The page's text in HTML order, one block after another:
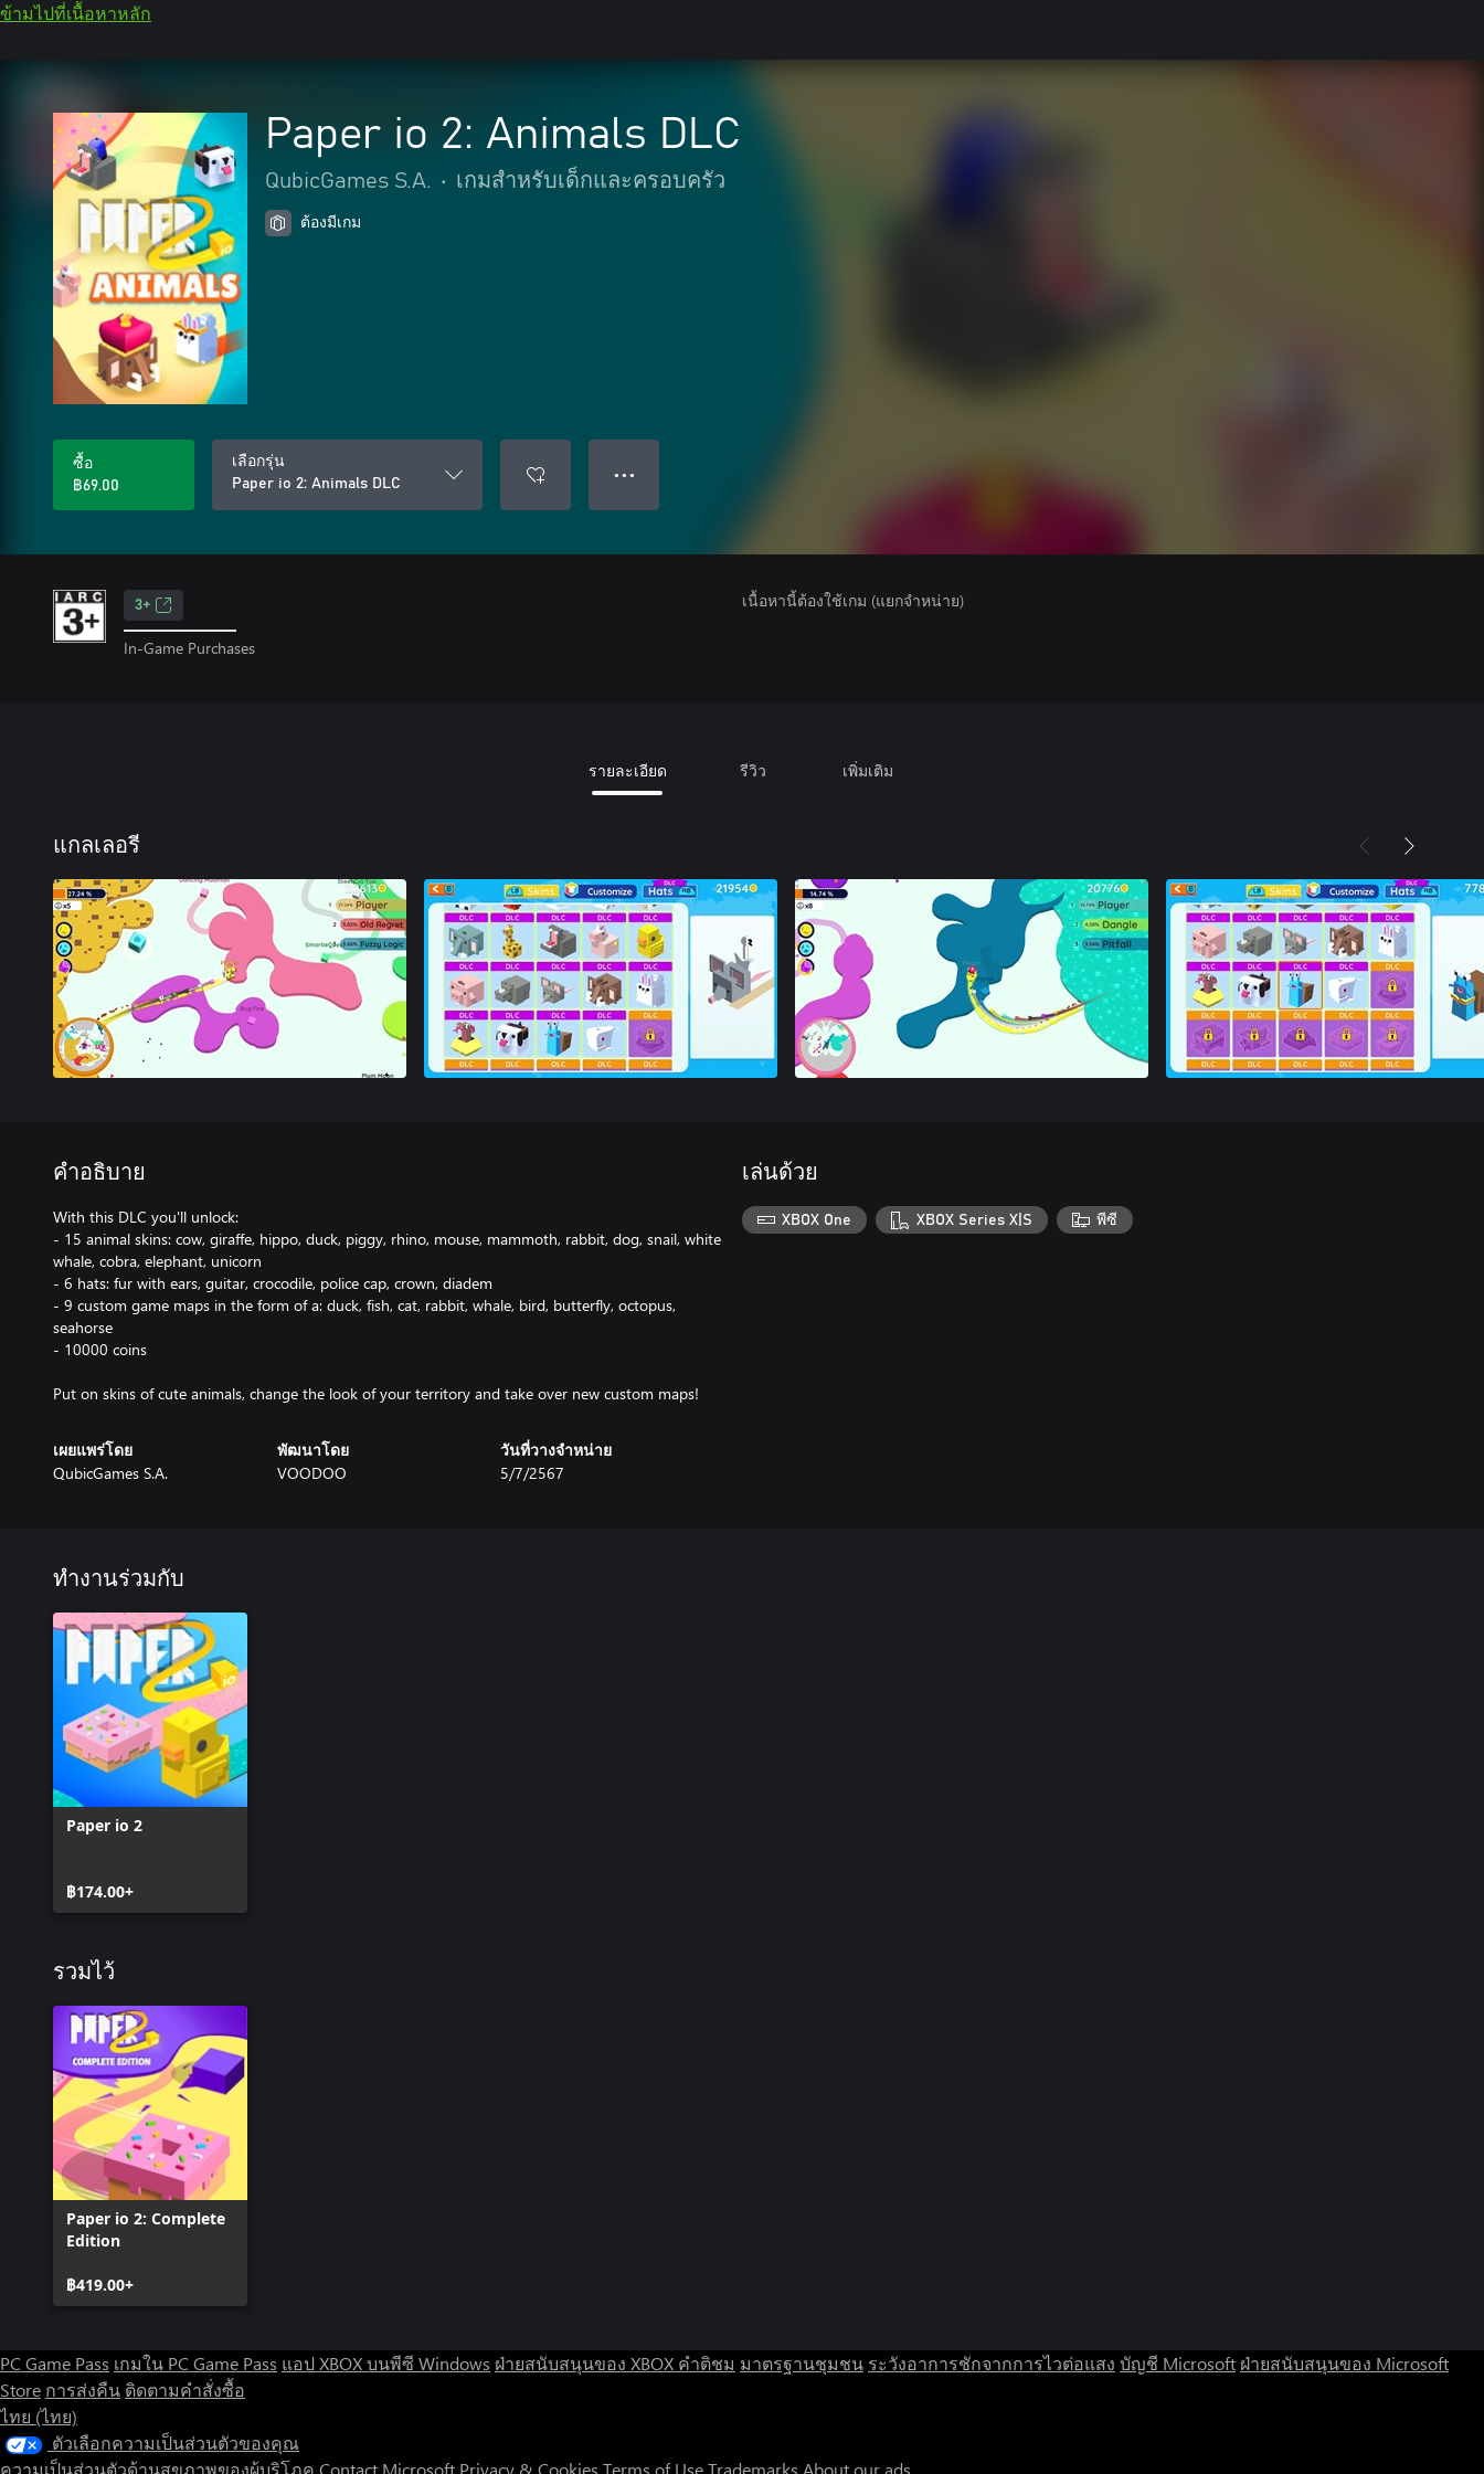
ข้ามไปที่เนื้อหาหลัก
Paper io 2: Animals DLC
QubicGames S.A. • เกมสำหรับเด็กและครอบครัว
ต้องมีเกม
ซื้อ
฿69.00
เลือกรุ่น
Paper io 2: Animals DLC
● ● ●
3+
In-Game Purchases
เนื้อหานี้ต้องใช้เกม (แยกจำหน่าย)
รายละเอียด รีวิว เพิ่มเติม
แกลเลอรี
คำอธิบาย
With this DLC you'll unlock:
- 15 animal skins: cow, giraffe, hippo, duck, piggy, rhino, mouse, mammoth, rabbit, dog, snail, white
whale, cobra, elephant, unicorn
- 6 hats: fur with ears, guitar, crocodile, police cap, crown, diadem
- 9 custom game maps in the form of a: duck, fish, cat, rabbit, whale, bird, butterfly, octopus,
seahorse
- 10000 coins
Put on skins of cute animals, change the look of your territory and take over new custom maps!
เผยแพร่โดย
QubicGames S.A.
พัฒนาโดย
VOODOO
วันที่วางจำหน่าย
5/7/2567
เล่นด้วย
XBOX One XBOX Series X|S พีซี
ทำงานร่วมกับ
Paper io 2
฿174.00+
รวมไว้
Paper io 2: Complete
Edition
฿419.00+
PC Game Pass เกมใน PC Game Pass แอป XBOX บนพีซี Windows ฝ่ายสนับสนุนของ XBOX คำติชม มาตรฐานชุมชน ระวังอาการชักจากการไวต่อแสง บัญชี Microsoft ฝ่ายสนับสนุนของ Microsoft
Store การส่งคืน ติดตามคำสั่งซื้อ
ไทย (ไทย)
ตัวเลือกความเป็นส่วนตัวของคุณ
ความเป็นส่วนตัวด้านสุขภาพของผู้บริโภค Contact Microsoft Privacy & Cookies Terms of UseTrademarks About our ads